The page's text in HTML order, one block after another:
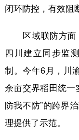
闭环防控，有效阻
区域联防方面
四川建立同步监
制。今年6月，川
余亩交界稻田统一
防我不防”的跨界
理提供了示范。